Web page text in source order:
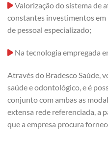
Valorização do sistema de
constantes investimentos
de pessoal especializado;
Na tecnologia empregada
Através do Bradesco Saúde,
saúde e odontológico, e é
conjunto com ambas as
extensa rede referenciada, a
que a empresa procura